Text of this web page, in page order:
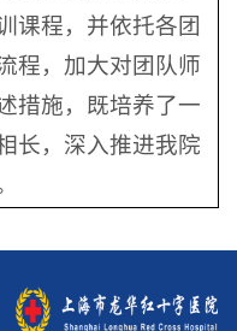
课程，并依托各团
程，加大对团队师
措施，既培养了一
长，深入推进我院